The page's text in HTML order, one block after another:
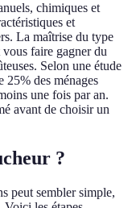
chimiques et
et
La maîtrise du type
faire gagner du
Selon une étude
25% des ménages
une fois par an.
avant de choisir un
?
peut sembler simple,